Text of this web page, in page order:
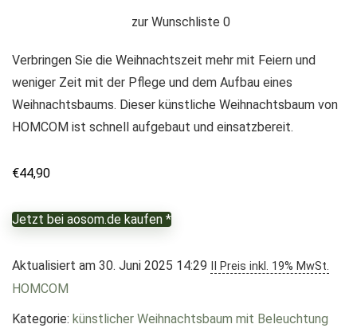
zur Wunschliste 0
Verbringen Sie die Weihnachtszeit mehr mit Feiern und
weniger Zeit mit der Pflege und dem Aufbau eines
Weihnachtsbaums. Dieser künstliche Weihnachtsbaum von
HOMCOM ist schnell aufgebaut und einsatzbereit.
€44,90
Jetzt bei aosom.de kaufen *
Aktualisiert am 30. Juni 2025 14:29 II Preis inkl. 19% MwSt.
HOMCOM
Kategorie: künstlicher Weihnachtsbaum mit Beleuchtung